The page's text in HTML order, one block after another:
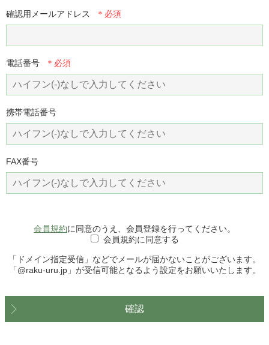
確認用メールアドレス
電話番号
携帯電話番号
FAX番号
会員規約に同意のうえ、会員登録を行ってください。
会員規約に同意する
「ドメイン指定受信」などでメールが届かないことがございます。
「@raku-uru.jp」が受信可能となるよう設定をお願いいたします。
確認